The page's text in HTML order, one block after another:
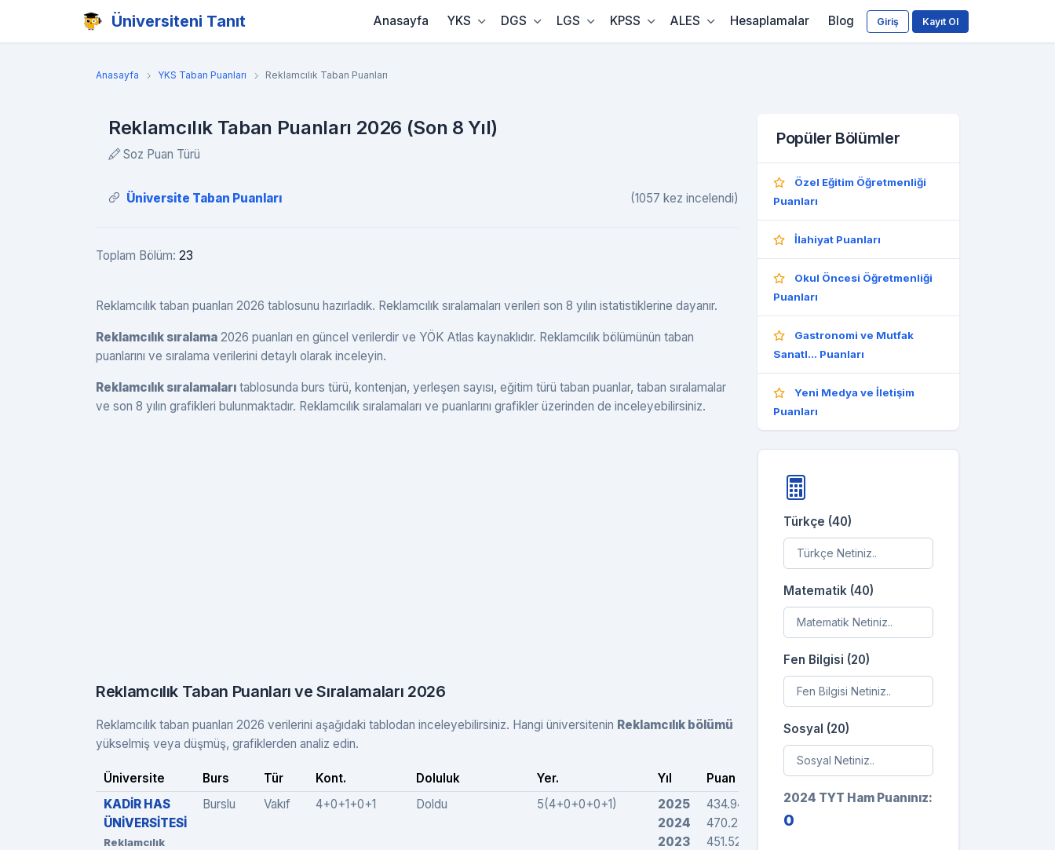
Üniversiteni Tanıt Giriş Kayıt Ol
Anasayfa YKS DGS LGS KPSS ALES Hesaplamalar Blog
Anasayfa YKS Taban Puanları Reklamcılık Taban Puanları
Reklamcılık Taban Puanları 2026 (Son 8 Yıl)
Soz Puan Türü
Üniversite Taban Puanları (1057 kez incelendi)
Toplam Bölüm: 23
Reklamcılık taban puanları 2026 tablosunu hazırladık. Reklamcılık sıralamaları verileri son 8 yılın istatistiklerine dayanır.
Reklamcılık sıralama 2026 puanları en güncel verilerdir ve YÖK Atlas kaynaklıdır. Reklamcılık bölümünün taban
puanlarını ve sıralama verilerini detaylı olarak inceleyin.
Reklamcılık sıralamaları tablosunda burs türü, kontenjan, yerleşen sayısı, eğitim türü taban puanlar, taban sıralamalar
ve son 8 yılın grafikleri bulunmaktadır. Reklamcılık sıralamaları ve puanlarını grafikler üzerinden de inceleyebilirsiniz.
Reklamcılık Taban Puanları ve Sıralamaları 2026
Reklamcılık taban puanları 2026 verilerini aşağıdaki tablodan inceleyebilirsiniz. Hangi üniversitenin Reklamcılık bölümü
yükselmiş veya düşmüş, grafiklerden analiz edin.
Üniversite Burs Tür Kont. Doluluk Yer. Yıl Puan Sıra
Grafik
KADİR HAS
ÜNİVERSİTESİ
Reklamcılık
Burslu Vakıf 4+0+1+0+1 Doldu 5(4+0+0+0+1)
2025
2024
2023
434.94243
470.23327
451.5233
1502
1272
Popüler Bölümler
Özel Eğitim Öğretmenliği
Puanları
İlahiyat Puanları
Okul Öncesi Öğretmenliği
Puanları
Gastronomi ve Mutfak
Sanatl... Puanları
Yeni Medya ve İletişim
Puanları
Türkçe (40)
Matematik (40)
Fen Bilgisi (20)
Sosyal (20)
2024 TYT Ham Puanınız:
0